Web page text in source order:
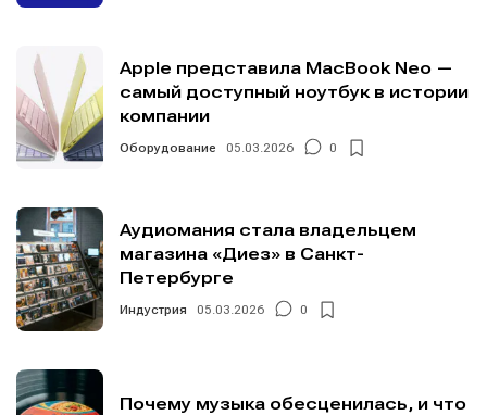
Apple представила MacBook Neo —
самый доступный ноутбук в истории
компании
Оборудование 05.03.2026 0
Аудиомания стала владельцем
магазина «Диез» в Санкт-
Петербурге
Индустрия 05.03.2026 0
Почему музыка обесценилась, и что